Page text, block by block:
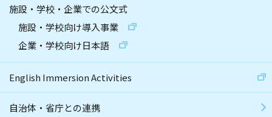
施設・学校・企業での公文式
施設・学校向け導入事業
企業・学校向け日本語
English Immersion Activities
自治体・省庁との連携